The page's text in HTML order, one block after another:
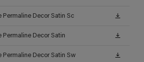
Permaline Decor Satin Sc
Permaline Decor Satin
Permaline Decor Satin Sw